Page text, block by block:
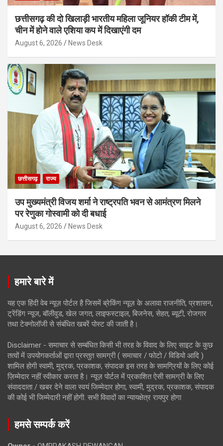
छत्तीसगढ़ की दो खिलाड़ी भारतीय महिला जूनियर हॉकी टीम में,
चीन में होने वाले एशिया कप में दिखाएंगी दम
August 6, 2026 News Desk
छत्तीसगढ़ राज्य
उप मुख्यमंत्री विजय शर्मा ने राष्ट्रपति भवन से आमंत्रण मिलने
पर रेणुका गोस्वामी को दी बधाई
August 6, 2026 News Desk
हमारे बारे में
यह एक हिंदी वेब न्यूज़ पोर्टल है जिसमें ब्रेकिंग न्यूज़ के अलावा राजनीति, प्रशासन,
ट्रेंडिंग न्यूज, बॉलीवुड, खेल जगत, लाइफस्टाइल, बिजनेस, सेहत, ब्यूटी, रोजगार
तथा टेक्नोलॉजी से संबंधित खबरें पोस्ट की जाती है।
Disclaimer - समाचार से सम्बंधित किसी भी तरह के विवाद के लिए साइट के कुछ
तत्वों में उपयोगकर्ताओं द्वारा प्रस्तुत सामग्री ( समाचार / फोटो / विडियो आदि )
शामिल होगी स्वामी, मुद्रक, प्रकाशक, संपादक इस तरह के सामग्रियों के लिए कोई
ज़िम्मेदार नहीं स्वीकार करता है। न्यूज़ पोर्टल में प्रकाशित ऐसी सामग्री के लिए
संवाददाता / खबर देने वाला स्वयं जिम्मेदार होगा, स्वामी, मुद्रक, प्रकाशक, संपादक
की कोई भी जिम्मेदारी नहीं होगी. सभी विवादों का न्यायक्षेत्र रायपुर होगा
हमसे सम्पर्क करें